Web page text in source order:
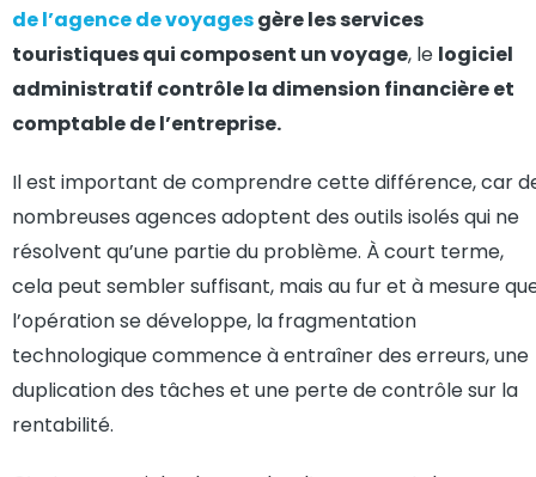
de l’agence de voyagesgère les services
touristiques qui composent un voyage, le logiciel
administratif contrôle la dimension financière et
comptable de l’entreprise.
Il est important de comprendre cette différence, car
nombreuses agences adoptent des outils isolés qui ne
résolvent qu’une partie du problème. À court terme,
cela peut sembler suffisant, mais au fur et à mesure
l’opération se développe, la fragmentation
technologique commence à entraîner des erreurs, une
duplication des tâches et une perte de contrôle sur la
rentabilité.